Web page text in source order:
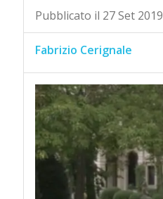
Pubblicato il 27 Set 2019
Fabrizio Cerignale